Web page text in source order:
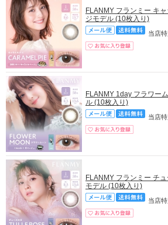
FLANMY フランミー キ
ジモデル (10枚入り)
当店
FLANMY 1day フラワー
ル (10枚入り)
当店
FLANMY フランミー チ
モデル (10枚入り)
当店